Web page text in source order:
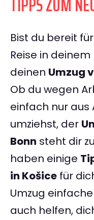
Bist du bereit
Reise in
deinen Umzug
Ob du wegen
einfach nur aus
umziehst, der
Bonn steht dir
haben einige
in Košice für
Umzug
auch helfen,